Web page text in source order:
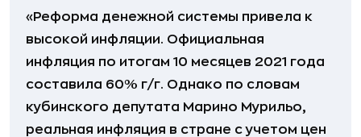
«Реформа денежной системы привела к
высокой инфляции. Официальная
инфляция по итогам 10 месяцев 2021 года
составила 60% г/г. Однако по словам
кубинского депутата Марино Мурильо,
реальная инфляция в стране с учетом цен